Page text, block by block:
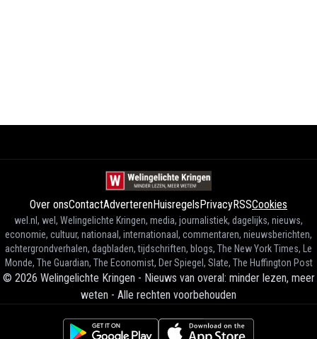
Over onsContactAdverterenHuisregelsPrivacyRSSCookies
wel.nl, wel, Welingelichte Kringen, media, journalistiek, dagelijks, nieuws,
economie, cultuur, nationaal, internationaal, commentaren, nieuwsberichten,
achtergrondverhalen, dagbladen, tijdschriften, blogs, The New York Times, Le
Monde, The Guardian, The Economist, Der Spiegel, Slate, The Huffington Post
© 2026 Welingelichte Kringen - Nieuws van overal: minder lezen, meer
weten - Alle rechten voorbehouden